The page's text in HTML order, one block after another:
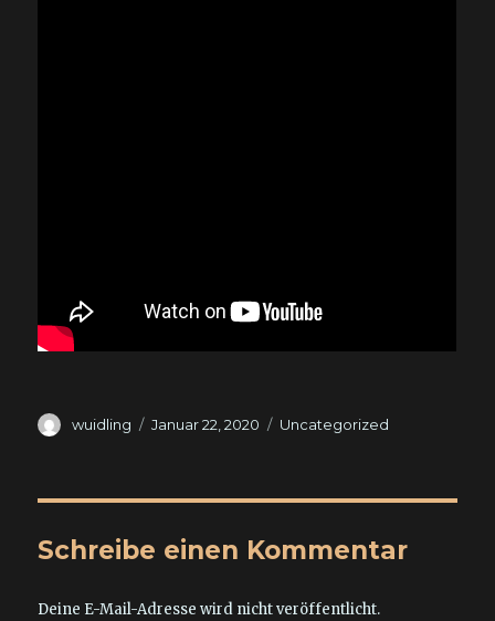
Autor
wuidling
Veröffentlicht
Januar 22, 2020 Kategorien
Uncategorized
Schreibe einen Kommentar
Deine E-Mail-Adresse wird nicht veröffentlicht.